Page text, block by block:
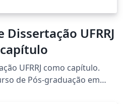
Dissertação UFRRJ
capítulo
UFRRJ como capítulo.
de Pós-graduação em
Agropecuária, mas serve